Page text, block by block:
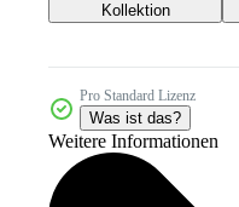
Kollektion
Pro Standard Lizenz
Was ist das?
Weitere Informationen